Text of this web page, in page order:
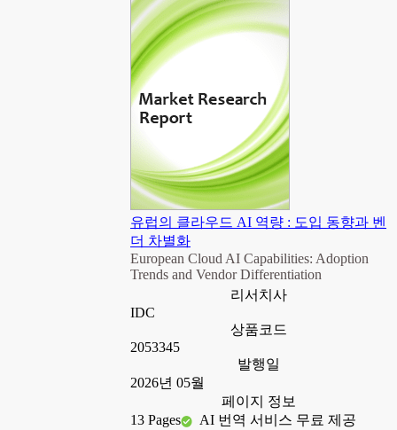
유럽의 클라우드 AI 역량 : 도입 동향과 벤
더 차별화
European Cloud AI Capabilities: Adoption
Trends and Vendor Differentiation
리서치사
IDC
상품코드
2053345
발행일
2026년 05월
페이지 정보
13 Pages
AI 번역 서비스 무료 제공